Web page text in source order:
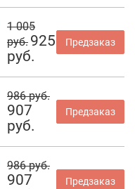
1 005
руб. 925
руб.
Предзаказ
986 руб.
907
руб.
Предзаказ
986 руб.
907
Предзаказ